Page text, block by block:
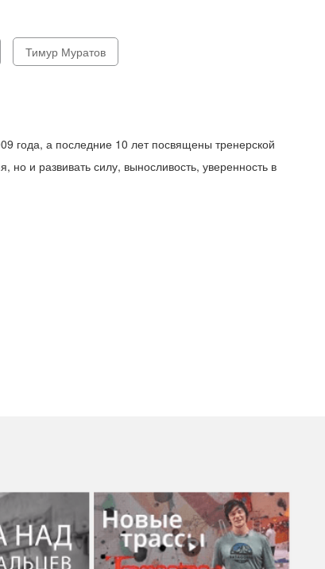
Тимур Муратов
года, а последние 10 лет посвящены тренерской
но и развивать силу, выносливость, уверенность в